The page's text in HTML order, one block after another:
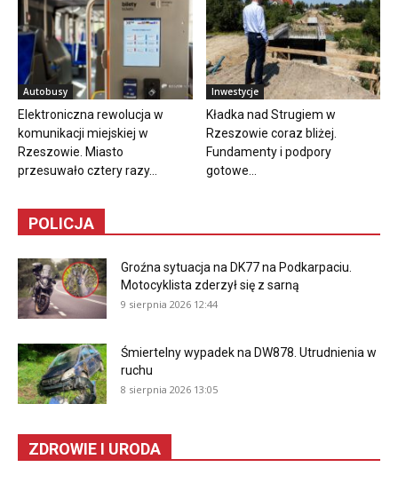
Autobusy
Elektroniczna rewolucja w
komunikacji miejskiej w
Rzeszowie. Miasto
przesuwało cztery razy...
Inwestycje
Kładka nad Strugiem w
Rzeszowie coraz bliżej.
Fundamenty i podpory
gotowe...
POLICJA
Groźna sytuacja na DK77 na Podkarpaciu.
Motocyklista zderzył się z sarną
9 sierpnia 2026 12:44
Śmiertelny wypadek na DW878. Utrudnienia w
ruchu
8 sierpnia 2026 13:05
ZDROWIE I URODA